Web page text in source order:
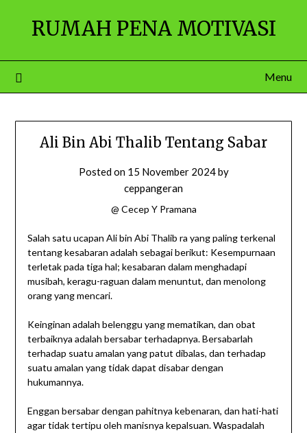
RUMAH PENA MOTIVASI
Menu
Ali Bin Abi Thalib Tentang Sabar
Posted on 15 November 2024by
ceppangeran
@ Cecep Y Pramana
Salah satu ucapan Ali bin Abi Thalib ra yang paling terkenal
tentang kesabaran adalah sebagai berikut: Kesempurnaan
terletak pada tiga hal; kesabaran dalam menghadapi
musibah, keragu-raguan dalam menuntut, dan menolong
orang yang mencari.
Keinginan adalah belenggu yang mematikan, dan obat
terbaiknya adalah bersabar terhadapnya. Bersabarlah
terhadap suatu amalan yang patut dibalas, dan terhadap
suatu amalan yang tidak dapat disabar dengan
hukumannya.
Enggan bersabar dengan pahitnya kebenaran, dan hati-hati
agar tidak tertipu oleh manisnya kepalsuan. Waspadalah